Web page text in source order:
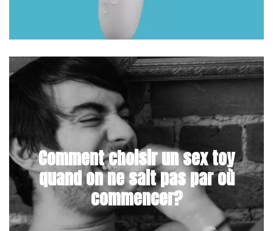
Comment choisir un sex toy
quand on ne sait pas par où
commencer?